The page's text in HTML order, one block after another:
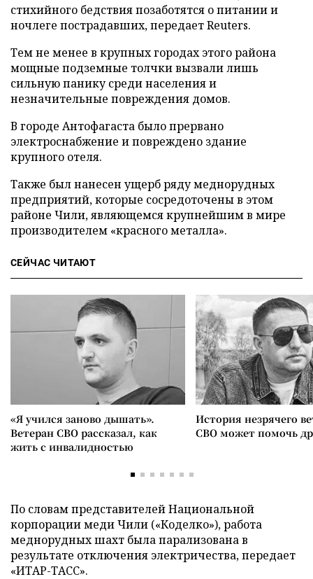
стихийного бедствия позаботятся о питании и
ночлеге пострадавших, передает Reuters.
Тем не менее в крупных городах этого района
мощные подземные толчки вызвали лишь
сильную панику среди населения и
незначительные повреждения домов.
В городе Антофагаста было прервано
электроснабжение и повреждено здание
крупного отеля.
Также был нанесен ущерб ряду меднорудных
предприятий, которые сосредоточены в этом
районе Чили, являющемся крупнейшим в мире
производителем «красного металла».
СЕЙЧАС ЧИТАЮТ
«Я учился заново дышать».
Ветеран СВО рассказал, как
жить с инвалидностью
История незрячего
СВО может помочь
По словам представителей Национальной
корпорации меди Чили («Коделко»), работа
меднорудных шахт была парализована в
результате отключения электричества, передает
«ИТАР-ТАСС».